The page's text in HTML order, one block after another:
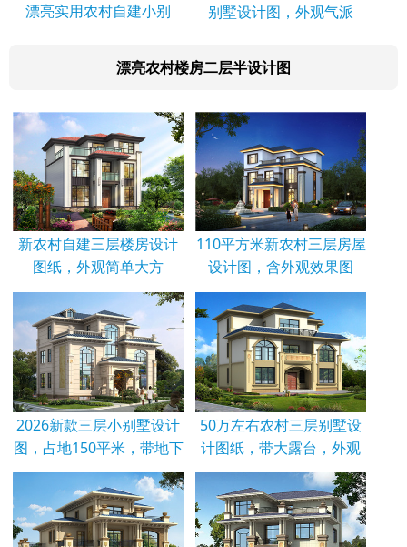
漂亮实用农村自建小别
别墅设计图，外观气派
漂亮农村楼房二层半设计图
新农村自建三层楼房设计
图纸，外观简单大方
110平方米新农村三层房屋
设计图，含外观效果图
2026新款三层小别墅设计
图，占地150平米，带地下
50万左右农村三层别墅设
计图纸，带大露台，外观